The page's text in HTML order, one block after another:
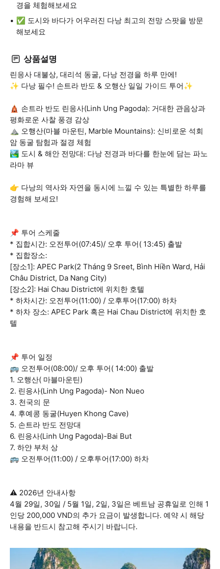
경을 체험해보세요
✅ 도시와 바다가 어우러진 다낭 최고의 전망 스팟을 방문
해보세요
상품설명
린응사 대불상, 대리석 동굴, 다낭 전경을 하루 만에!
✨ 다낭 필수! 손트라 반도 & 오행산 일일 가이드 투어✨
🛕 손트라 반도 린응사(Linh Ung Pagoda): 거대한 관음상과
평화로운 사찰 풍경 감상
⛰️ 오행산(마블 마운틴, Marble Mountains): 신비로운 석회
암 동굴 탐험과 절경 체험
🏞️ 도시 & 해안 전망대: 다낭 전경과 바다를 한눈에 담는 파노
라마 뷰
👉 다낭의 역사와 자연을 동시에 느낄 수 있는 특별한 하루를
경험해 보세요!
📌 투어 스케줄
* 집합시간: 오전투어(07:45)/ 오후 투어( 13:45) 출발
* 집합장소:
[장소1]: APEC Park(2 Tháng 9 Sreet, Bình Hiền Ward, Hải
Châu District, Da Nang City)
[장소2]: Hai Chau District에 위치한 호텔
* 하차시간: 오전투어(11:00) / 오후투어(17:00) 하차
* 하차 장소: APEC Park 혹은 Hai Chau District에 위치한 호
텔
📌 투어 일정
🚌 오전투어(08:00)/ 오후 투어( 14:00) 출발
1. 오행산( 마블마운틴)
2. 린응사(Linh Ung Pagoda)- Non Nueo
3. 천국의 문
4. 후예콩 동굴(Huyen Khong Cave)
5. 손트라 반도 전망대
6. 린응사(Linh Ung Pagoda)-Bai But
7. 하얀 부처 상
🚌 오전투어(11:00) / 오후투어(17:00) 하차
⚠️ 2026년 안내사항
4월 29일, 30일 / 5월 1일, 2일, 3일은 베트남 공휴일로 인해 1
인당 200,000 VND의 추가 요금이 발생합니다. 예약 시 해당
내용을 반드시 참고해 주시기 바랍니다.